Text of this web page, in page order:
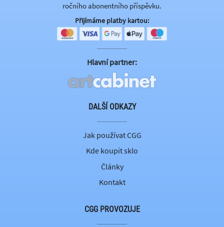
ročního abonentního příspěvku.
Přijímáme platby kartou:
Hlavní partner:
DALŠÍ ODKAZY
Jak používat CGG
Kde koupit sklo
Články
Kontakt
CGG PROVOZUJE